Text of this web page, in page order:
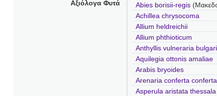
Αξιόλογα Φυτά
Abies borisii-regis
Achillea chrysocoma
Allium heldreichii
Allium phthioticum
Anthyllis vulneraria
Aquilegia ottonis amaliae
Arabis bryoides
Arenaria conferta conferta
Asperula aristata thessala